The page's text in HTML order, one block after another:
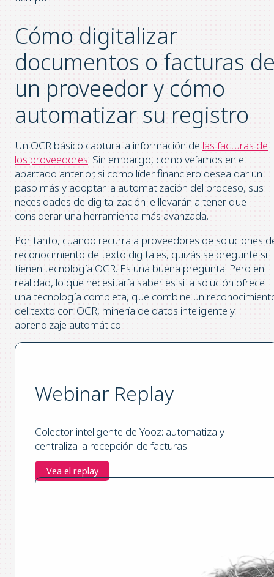
Cómo digitalizar
documentos o facturas
un proveedor y cómo
automatizar su registro
Un OCR básico captura la información de las facturas de
los proveedores. Sin embargo, como veíamos en el
apartado anterior, si como líder financiero desea dar un
paso más y adoptar la automatización del proceso, sus
necesidades de digitalización le llevarán a tener que
considerar una herramienta más avanzada.
Por tanto, cuando recurra a proveedores de soluciones
reconocimiento de texto digitales, quizás se pregunte si
tienen tecnología OCR. Es una buena pregunta. Pero en
realidad, lo que necesitaría saber es si la solución ofrece
una tecnología completa, que combine un
del texto con OCR, minería de datos inteligente y
aprendizaje automático.
Webinar Replay
Colector inteligente de Yooz: automatiza y
centraliza la recepción de facturas.
Vea el replay